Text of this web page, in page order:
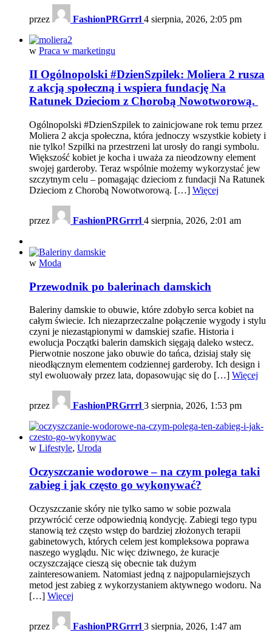
przez FashionPRGrrrl 4 sierpnia, 2026, 2:05 pm
w Praca w marketingu
II Ogólnopolski #DzienSzpilek: Moliera 2 rusza
z akcją społeczną i wspiera fundację Na
Ratunek Dzieciom z Chorobą Nowotworową.
Ogólnopolski #DzienSzpilek to zainicjowane rok temu przez
Moliera 2 akcja społeczna, która jednoczy wszystkie kobiety i
nie tylko! Szpilki na przestrzeni lat urosły do rangi symbolu.
Większość kobiet je kocha i uważa za nieodzowny element
swojej garderoby. Teraz wspólnie możemy wykorzystać jew
szczytnym celu – pomagając dzieciom z fundacji Na Ratunek
Dzieciom z Chorobą Nowotworową. […] Więcej
przez FashionPRGrrrl 4 sierpnia, 2026, 2:01 am
w Moda
Przewodnik po balerinach damskich
Baleriny damskie to obuwie, które zdobyło serca kobiet na
całym świecie. Ich niezaprzeczalne połączenie wygody i stylu
czyni je niezastąpionymi w damskiej szafie. Historia i
ewolucja Początki balerin damskich sięgają daleko wstecz.
Pierwotnie noszone jako obuwie do tańca, dzisiaj stały się
nieodłącznym elementem codziennej garderoby. Ich design i
styl ewoluowały przez lata, dopasowując się do […] Więcej
przez FashionPRGrrrl 3 sierpnia, 2026, 1:53 pm
w Lifestyle, Uroda
Oczyszczanie wodorowe – na czym polega taki
zabieg i jak często go wykonywać?
Oczyszczanie skóry nie tylko samo w sobie pozwala
przywrócić cerze odpowiednią kondycję. Zabiegi tego typu
stanowią też często wstęp do bardziej złożonych terapii
gabinetowych, których celem jest kompleksowa poprawa
naszego wyglądu. Nic więc dziwnego, że kuracje
oczyszczające cieszą się obecnie tak dużym
zainteresowaniem. Natomiast jedną z najpopularniejszych
metod jest zabieg z wykorzystaniem aktywnego wodoru. Na
[…] Więcej
przez FashionPRGrrrl 3 sierpnia, 2026, 1:47 am